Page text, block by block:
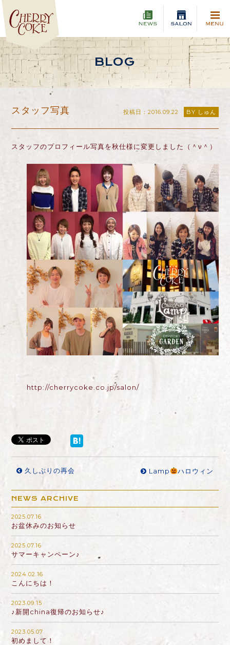
BLOG
スタッフ写真 投稿日：2016.09.22 BY しゅん
スタッフのプロフィール写真を秋仕様に変更しました（＾ν＾）
http://cherrycoke.co.jp/salon/
久しぶりの再会 Lamp ハロウィン
NEWS ARCHIVE
2025.07.16
お盆休みのお知らせ
2025.07.16
サマーキャンペーン♪
2024.02.16
こんにちは！
2023.09.15
♪新開china復帰のお知らせ♪
2023.05.07
初めまして！